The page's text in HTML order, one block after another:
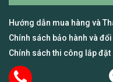
Hướng dẫn mua hàng và
Chính sách bảo hành và
Chính sách thi công lắp đặt